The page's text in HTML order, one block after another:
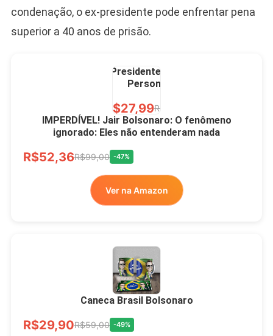
condenação, o ex-presidente pode enfrentar pena
superior a 40 anos de prisão.
Presidente Porcelana
Personalizada
R$27,99R$49,00
Xícara Bolsonaro
Brasão Deus Acima De
Todos
R$33,00
IMPERDÍVEL! Jair Bolsonaro: O fenômeno
ignorado: Eles não entenderam nada
R$52,36R$99,00 -47%
Ver na Amazon
Caneca Brasil Bolsonaro
R$29,90R$59,00 -49%